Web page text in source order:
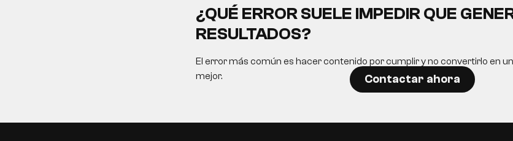
¿QUÉ ERROR SUELE IMPEDIR QUE
RESULTADOS?
El error más común es hacer contenido por cumplir y no convertirlo en
mejor.
Contactar ahora